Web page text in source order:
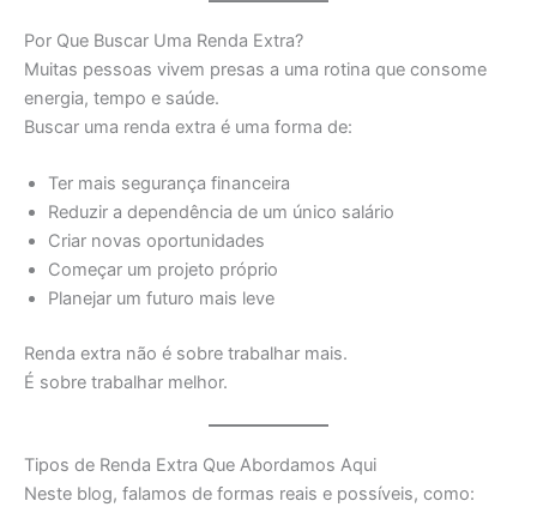
Por Que Buscar Uma Renda Extra?
Muitas pessoas vivem presas a uma rotina que consome
energia, tempo e saúde.
Buscar uma renda extra é uma forma de:
Ter mais segurança financeira
Reduzir a dependência de um único salário
Criar novas oportunidades
Começar um projeto próprio
Planejar um futuro mais leve
Renda extra não é sobre trabalhar mais.
É sobre trabalhar melhor.
Tipos de Renda Extra Que Abordamos Aqui
Neste blog, falamos de formas reais e possíveis, como: